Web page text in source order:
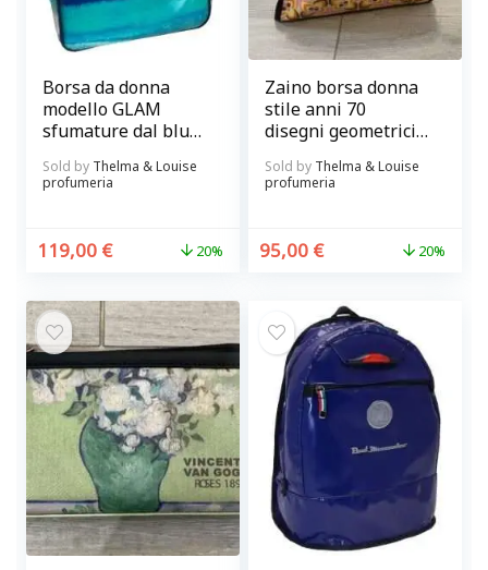
Borsa da donna
modello GLAM
sfumature dal blu
firmata Paul
Meccanico
Sold by Thelma & Louise
profumeria
119,00 € 20%
Zaino borsa donna
stile anni 70
disegni geometrici
marrone e rosa
modello SPACE in
Meccanico
Sold by Thelma & Louise
profumeria
95,00 € 20%